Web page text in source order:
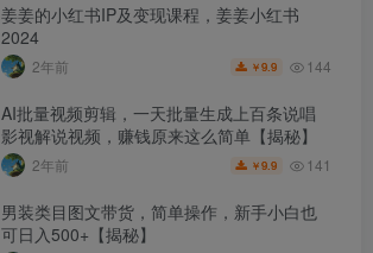
姜姜的小红书IP及变现课程，姜姜小红书
2024
2年前 ￥9.9 144
AI批量视频剪辑，一天批量生成上百条说唱
影视解说视频，赚钱原来这么简单【揭秘】
2年前 ￥9.9 141
男装类目图文带货，简单操作，新手小白也
可日入500+【揭秘】